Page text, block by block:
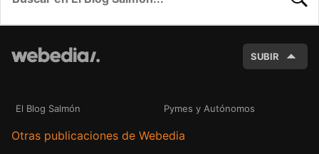
SUBIR
El Blog Salmón Pymes y Autónomos
Otras publicaciones de Webedia